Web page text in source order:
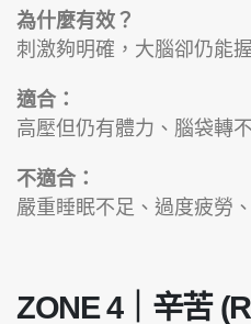
為什麼有效？
刺激夠明確，大腦卻仍能
適合：
高壓但仍有體力、腦袋轉
不適合：
嚴重睡眠不足、過度疲勞
ZONE 4｜辛苦